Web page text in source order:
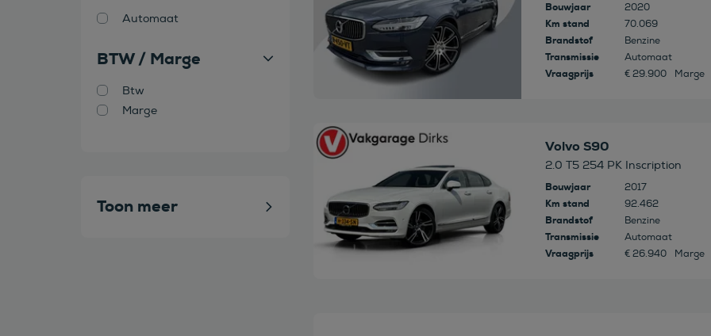
Automaat
BTW / Marge
Btw
Marge
Toon meer
Bouwjaar 2020
Km stand 70.069
Brandstof Benzine
Transmissie Automaat
Vraagprijs € 29.900 Marge
Bekijk deze auto Volvo S90
2.0 T5 254 PK Inscription
Bouwjaar 2017
Km stand 92.462
Brandstof Benzine
Transmissie Automaat
Vraagprijs € 26.940 Marge